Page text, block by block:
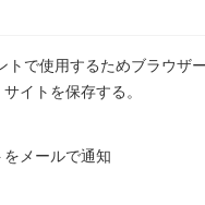
トで使用するためブラウザ
イトを保存する。
メールで通知